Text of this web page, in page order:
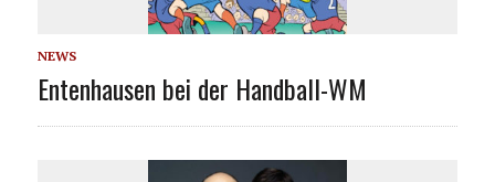
NEWS
Entenhausen bei der Handball-WM